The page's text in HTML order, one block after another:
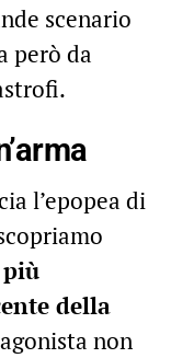
scenario
però da
l’epopea di
della
non